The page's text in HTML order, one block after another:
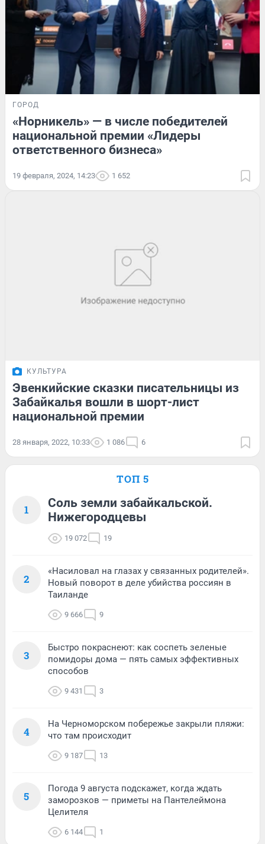
ГОРОД
«Норникель» — в числе победителей
национальной премии «Лидеры
ответственного бизнеса»
19 февраля, 2024, 14:23 1 652
КУЛЬТУРА
Эвенкийские сказки писательницы из
Забайкалья вошли в шорт-лист
национальной премии
28 января, 2022, 10:33 1 086 6
ТОП 5
1
Соль земли забайкальской.
Нижегородцевы
19 072 19
2
«Насиловал на глазах у связанных родителей».
Новый поворот в деле убийства россиян в
Таиланде
9 666 9
3
Быстро покраснеют: как соспеть зеленые
помидоры дома — пять самых эффективных
способов
9 431 3
4
На Черноморском побережье закрыли пляжи:
что там происходит
9 187 13
5
Погода 9 августа подскажет, когда ждать
заморозков — приметы на Пантелеймона
Целителя
6 144 1